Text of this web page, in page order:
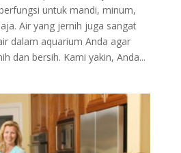
untuk mandi, minum,
Air yang jernih juga sangat
dalam aquarium Anda agar
dan bersih. Kami yakin, Anda...